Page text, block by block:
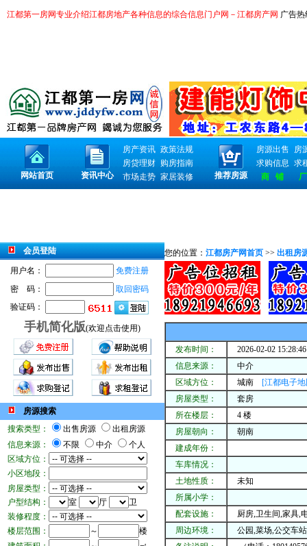
江都第一房网专业介绍江都房地产各种信息的综合信息门户网－江都房产网 广告热
网站首页 资讯中心
房产资讯 政策法规
房贷理财
购房指南
市场走势 家居装修 推荐房源
房源出售
房
求购信息 求
商 铺
会员登陆
用户名：
免费注册
密 码：
取回密码
验证码：
手机简化版(欢迎点击使用)
房源搜索
搜索类型：
出售房源
出租房源
信息来源：
不限 中介
个人
区域方位：
小区地段：
房屋类型：
户型结构：
室 厅
卫
装修程度：
楼层范围：
～
楼
您的位置： 江都房产网首页 >> 出租房
发布时间：
2026-02-02 15:28:46
信息来源：
中介
区域方位：
城南 [江都电子
房屋类型：
套房
所在楼层：
4 楼
房屋朝向：
朝南
建成年份：
车库情况：
土地性质：
未知
所属小学：
配套设施：
厨房,卫生间,家具,
周边环境：
公园,菜场,公交车